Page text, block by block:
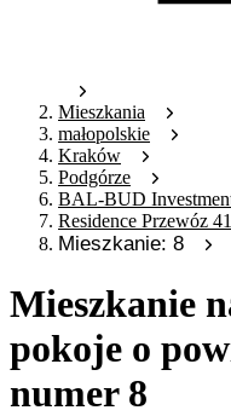
Mieszkania
małopolskie
Kraków
Podgórze
BAL-BUD
Residence Przewóz 41
Mieszkanie: 8
Mieszkanie
pokoje o
numer 8